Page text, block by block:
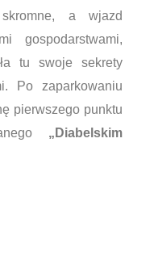
a wjazd
gospodarstwami,
tu swoje sekrety
Po zaparkowaniu
pierwszego punktu
„Diabelskim